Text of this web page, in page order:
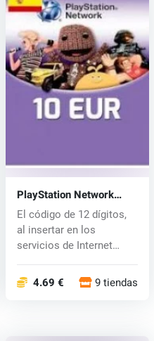
PlayStation Network
Card 10 EUR
El código de 12 dígitos,
al insertar en los
servicios de Internet
4.69 € 9 tiendas